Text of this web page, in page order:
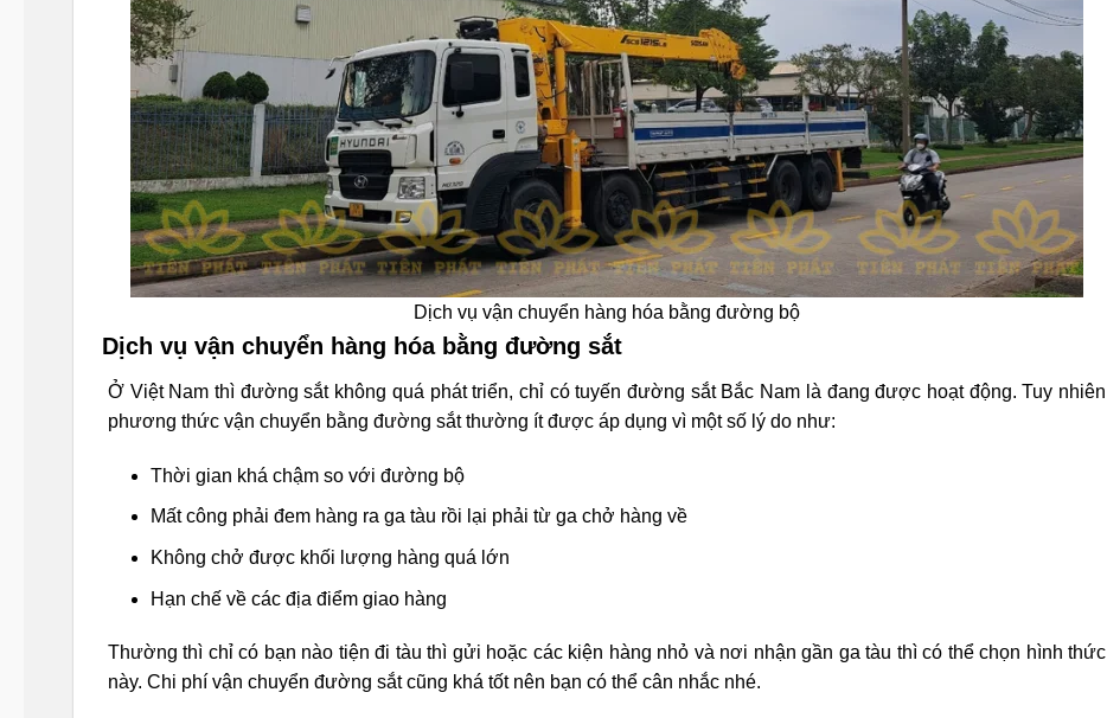
Dịch vụ vận chuyển hàng hóa bằng đường bộ
Dịch vụ vận chuyển hàng hóa bằng đường sắt
Ở Việt Nam thì đường sắt không quá phát triển, chỉ có tuyến đường sắt Bắc Nam là đang được hoạt động. Tuy nhiên
phương thức vận chuyển bằng đường sắt thường ít được áp dụng vì một số lý do như:
Thời gian khá chậm so với đường bộ
Mất công phải đem hàng ra ga tàu rồi lại phải từ ga chở hàng về
Không chở được khối lượng hàng quá lớn
Hạn chế về các địa điểm giao hàng
Thường thì chỉ có bạn nào tiện đi tàu thì gửi hoặc các kiện hàng nhỏ và nơi nhận gần ga tàu thì có thể chọn hình thức
này. Chi phí vận chuyển đường sắt cũng khá tốt nên bạn có thể cân nhắc nhé.